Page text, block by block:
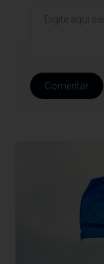
Comentar